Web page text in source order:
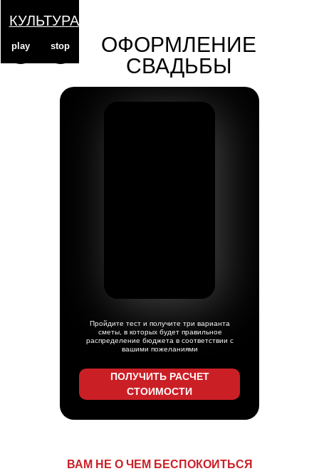
КУЛЬТУРА
ОФОРМЛЕНИЕ
СВАДЬБЫ
Пройдите тест и получите три варианта
сметы, в которых будет правильное
распределение бюджета в соответствии с
вашими пожеланиями
ВАМ НЕ О ЧЕМ БЕСПОКОИТЬСЯ
ПОЛУЧИТЬ РАСЧЕТ
СТОИМОСТИ